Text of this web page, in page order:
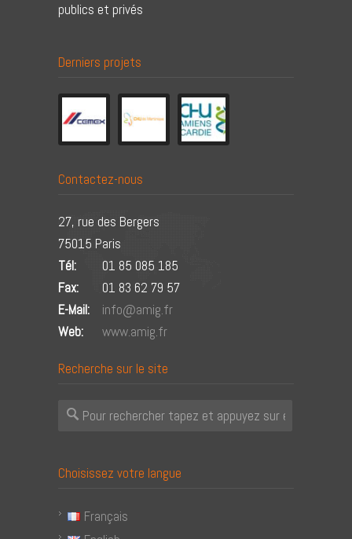
publics et privés
Derniers projets
Contactez-nous
27, rue des Bergers
75015 Paris
Tél:
01 85 085 185
Fax:
01 83 62 79 57
E-Mail:
info@amig.fr
Web:
www.amig.fr
Recherche sur le site
Choisissez votre langue
Français